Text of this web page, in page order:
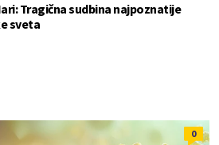
Tragična sudbina najpoznatije
sveta
0